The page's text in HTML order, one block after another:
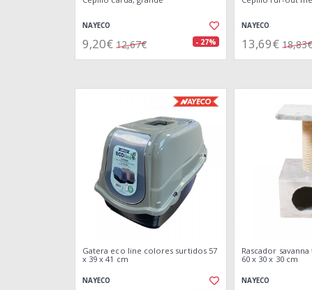
NAYECO
9,20€ 12,67€ - 27%
NAYECO
13,69€ 18,83€
Gatera eco line colores surtidos 57
x 39 x 41 cm
NAYECO
Rascador
60 x 30 x 30 cm
NAYECO